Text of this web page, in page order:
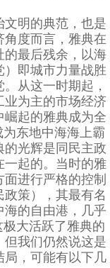
文明的典范，也是
度而言，雅典在
的最后残余，以海
）即城市力量战胜
从这一时期起，
业为主的市场经济
起的雅典成为全
东地中海海上霸
的光辉是同民主政
一起的。当时的雅
进行严格的控制
策），其最有名
海的自由港，几乎
大活跃了雅典的
我们仍然说这是
局，可能有以下几